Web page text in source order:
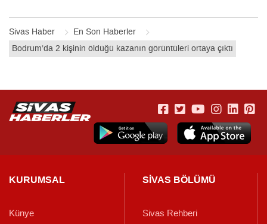
Sivas Haber
En Son Haberler
Bodrum’da 2 kişinin öldüğü kazanın görüntüleri ortaya çıktı
KURUMSAL
Künye
SİVAS BÖLÜMÜ
Sivas Rehberi